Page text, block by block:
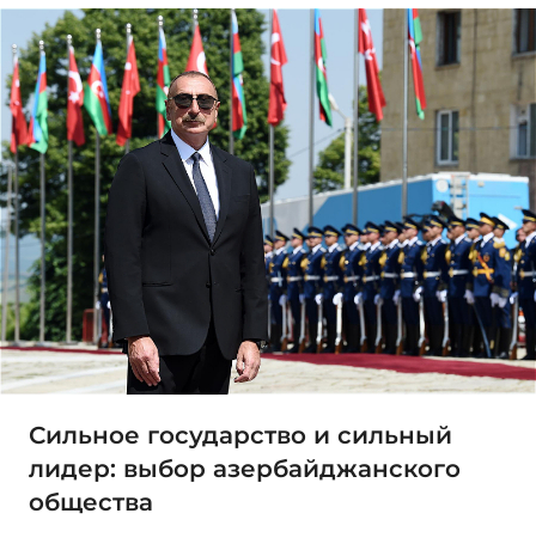
Сильное государство и сильный
лидер: выбор азербайджанского
общества